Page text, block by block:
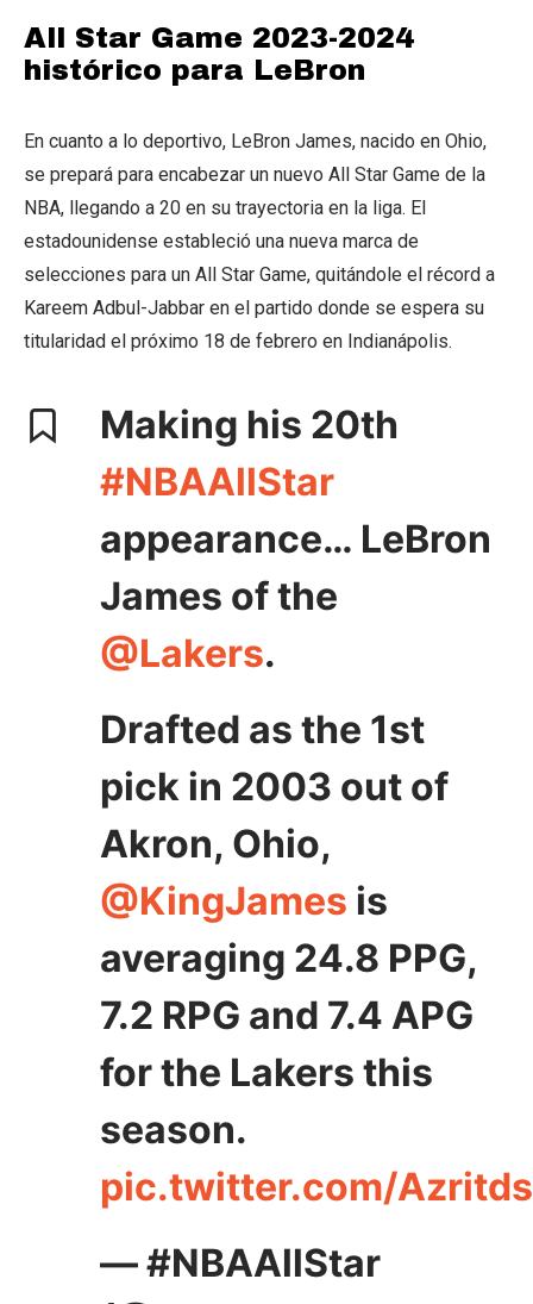
All Star Game 2023-2024
histórico para LeBron
En cuanto a lo deportivo, LeBron James, nacido en Ohio,
se prepará para encabezar un nuevo All Star Game de la
NBA, llegando a 20 en su trayectoria en la liga. El
estadounidense estableció una nueva marca de
selecciones para un All Star Game, quitándole el récord a
Kareem Adbul-Jabbar en el partido donde se espera su
titularidad el próximo 18 de febrero en Indianápolis.
Making his 20th
#NBAAllStar
appearance… LeBron
James of the
@Lakers.
Drafted as the 1st
pick in 2003 out of
Akron, Ohio,
@KingJames is
averaging 24.8 PPG,
7.2 RPG and 7.4 APG
for the Lakers this
season.
pic.twitter.com/
— #NBAAllStar